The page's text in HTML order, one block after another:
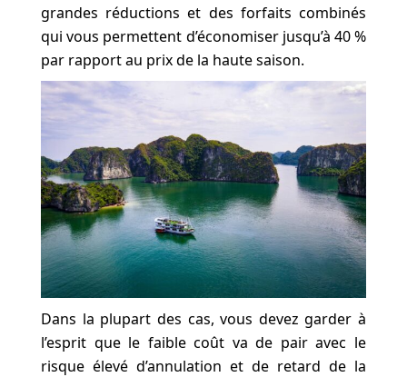
grandes réductions et des forfaits combinés
qui vous permettent d’économiser jusqu’à 40 %
par rapport au prix de la haute saison.
Dans la plupart des cas, vous devez garder à
l’esprit que le faible coût va de pair avec le
risque élevé d’annulation et de retard de la